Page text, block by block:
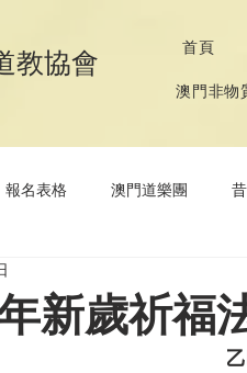
教協會 首頁
澳門非物
報名表格 澳門道樂團
新歲祈福